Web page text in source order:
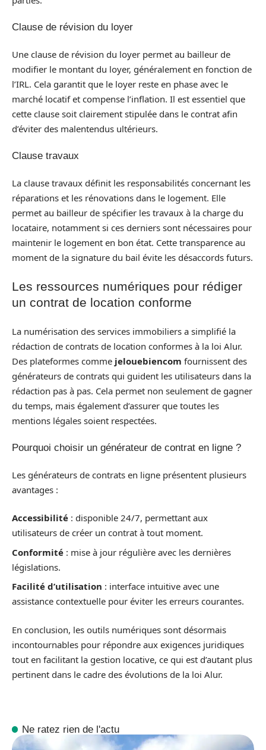
Clause de révision du loyer
Une clause de révision du loyer permet au bailleur de
modifier le montant du loyer, généralement en fonction de
l’IRL. Cela garantit que le loyer reste en phase avec le
marché locatif et compense l’inflation. Il est essentiel que
cette clause soit clairement stipulée dans le contrat afin
d’éviter des malentendus ultérieurs.
Clause travaux
La clause travaux définit les responsabilités concernant les
réparations et les rénovations dans le logement. Elle
permet au bailleur de spécifier les travaux à la charge du
locataire, notamment si ces derniers sont nécessaires pour
maintenir le logement en bon état. Cette transparence au
moment de la signature du bail évite les désaccords futurs.
Les ressources numériques pour rédiger
un contrat de location conforme
La numérisation des services immobiliers a simplifié la
rédaction de contrats de location conformes à la loi Alur.
Des plateformes comme jelouebiencom fournissent des
générateurs de contrats qui guident les utilisateurs dans la
rédaction pas à pas. Cela permet non seulement de gagner
du temps, mais également d’assurer que toutes les
mentions légales soient respectées.
Pourquoi choisir un générateur de contrat en ligne ?
Les générateurs de contrats en ligne présentent plusieurs
avantages :
Accessibilité : disponible 24/7, permettant aux
utilisateurs de créer un contrat à tout moment.
Conformité : mise à jour régulière avec les dernières
législations.
Facilité d’utilisation : interface intuitive avec une
assistance contextuelle pour éviter les erreurs courantes.
En conclusion, les outils numériques sont désormais
incontournables pour répondre aux exigences juridiques
tout en facilitant la gestion locative, ce qui est d’autant plus
pertinent dans le cadre des évolutions de la loi Alur.
Ne ratez rien de l'actu